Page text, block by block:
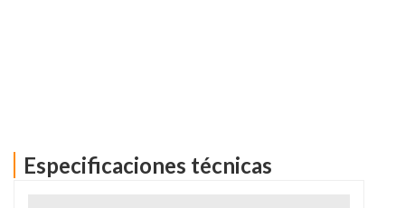
Especificaciones técnicas